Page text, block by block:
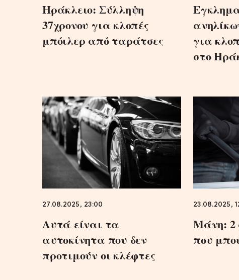
Ηράκλειο: Σύλληψη
37χρονου για κλοπές
μπόιλερ από ταράτσες
για
στο
27.08.2025, 23:00
Αυτά είναι τα
αυτοκίνητα που δεν
προτιμούν οι κλέφτες
23.08.2025,
Μάνη: 2
που